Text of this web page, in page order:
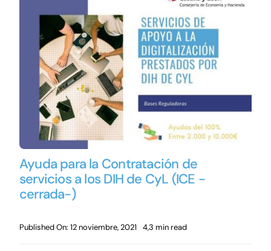
Ayuda para la Contratación de
servicios a los DIH de CyL (ICE -
cerrada-)
Published On: 12 noviembre, 2021 4,3 min read